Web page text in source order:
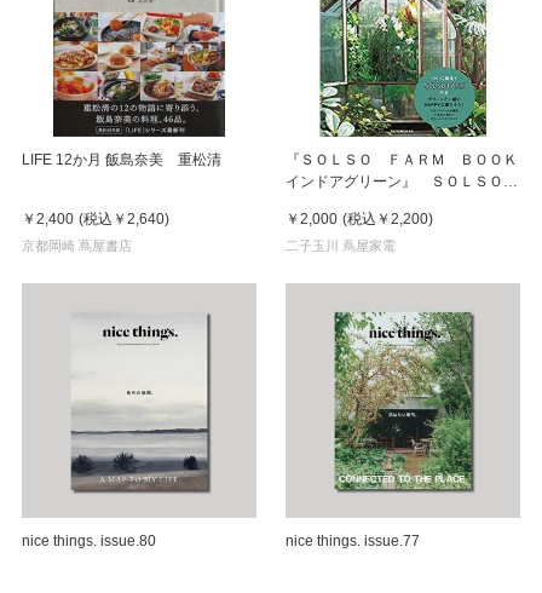
LIFE 12か月 飯島奈美 重松清
￥2,400 (税込 ￥2,640)
京都岡崎 蔦屋書店
『ＳＯＬＳＯ ＦＡＲＭ ＢＯＯＫ
インドアグリーン』 ＳＯＬＳＯ
￥2,000 (税込 ￥2,200)
二子玉川 蔦屋家電
nice things. issue.80 nice things. issue.77